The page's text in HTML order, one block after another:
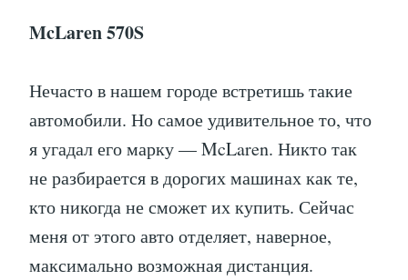
McLaren 570S
Нечасто в нашем городе встретишь такие
автомобили. Но самое удивительное то, что
я угадал его марку — McLaren. Никто так
не разбирается в дорогих машинах как те,
кто никогда не сможет их купить. Сейчас
меня от этого авто отделяет, наверное,
максимально возможная дистанция.